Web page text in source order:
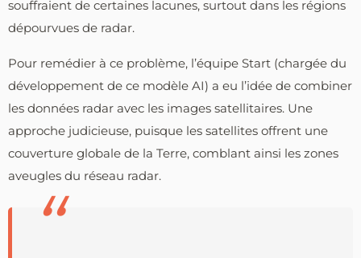
souffraient de certaines lacunes, surtout dans les régions
dépourvues de radar.
Pour remédier à ce problème, l’équipe Start (chargée du
développement de ce modèle AI) a eu l’idée de combiner
les données radar avec les images satellitaires. Une
approche judicieuse, puisque les satellites offrent une
couverture globale de la Terre, comblant ainsi les zones
aveugles du réseau radar.